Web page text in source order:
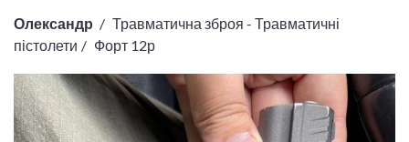
Олександр
Травматична зброя - Травматичні
пістолети
Форт 12р